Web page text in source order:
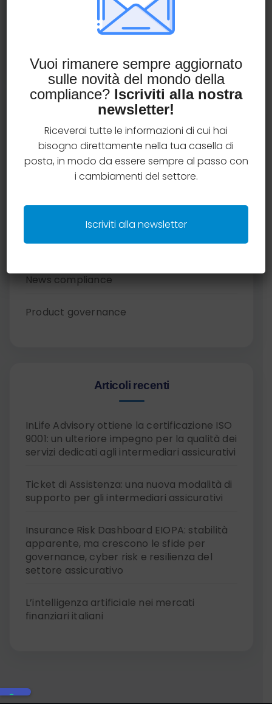
su una tematica specifica.
Categorie articoli
Case studies
Criteri e regole distributive
Legal
News compliance
Product governance
Articoli recenti
InLife Advisory ottiene la certificazione ISO
9001: un ulteriore impegno per la qualità dei
servizi dedicati agli intermediari assicurativi
Ticket di Assistenza: una nuova modalità di
supporto per gli intermediari assicurativi
Insurance Risk Dashboard EIOPA: stabilità
apparente, ma crescono le sfide per
governance, cyber risk e resilienza del
settore assicurativo
L’intelligenza artificiale nei mercati
finanziari italiani
Vuoi rimanere sempre aggiornato
sulle novità del mondo della
compliance? Iscriviti alla nostra
newsletter!
Riceverai tutte le informazioni di cui hai
bisogno direttamente nella tua casella di
posta, in modo da essere sempre al passo con
i cambiamenti del settore.
Iscriviti alla newsletter